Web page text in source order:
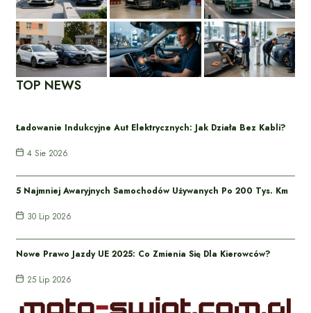
TOP NEWS
Ładowanie Indukcyjne Aut Elektrycznych: Jak Działa Bez Kabli?
4 Sie 2026
5 Najmniej Awaryjnych Samochodów Używanych Po 200 Tys. Km
30 Lip 2026
Nowe Prawo Jazdy UE 2025: Co Zmienia Się Dla Kierowców?
25 Lip 2026